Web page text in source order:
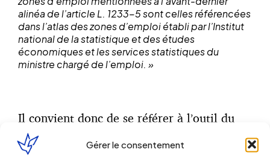
Gérer le consentement
alinéa de l’article L. 1233-5 sont celles référencées
dans l’atlas des zones d’emploi établi par l’Institut
national de la statistique et des études
économiques et les services statistiques du
ministre chargé de l’emploi. »
Il convient donc de se référer à l’outil du
site Internet de l’INSEE consultable
cliquant ici.